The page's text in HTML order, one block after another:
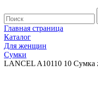
Главная страница
Каталог
Для женщин
Сумки
LANCEL A10110 10 Сумка